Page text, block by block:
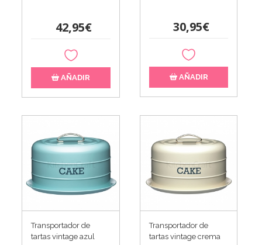
42,95€
AÑADIR
30,95€
AÑADIR
Transportador de
tartas vintage azul
Transportador de
tartas vintage crema